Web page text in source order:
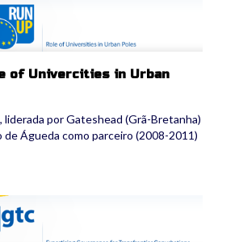
of Univercities in Urban
liderada por Gateshead (Grã-Bretanha)
de Águeda como parceiro (2008-2011)